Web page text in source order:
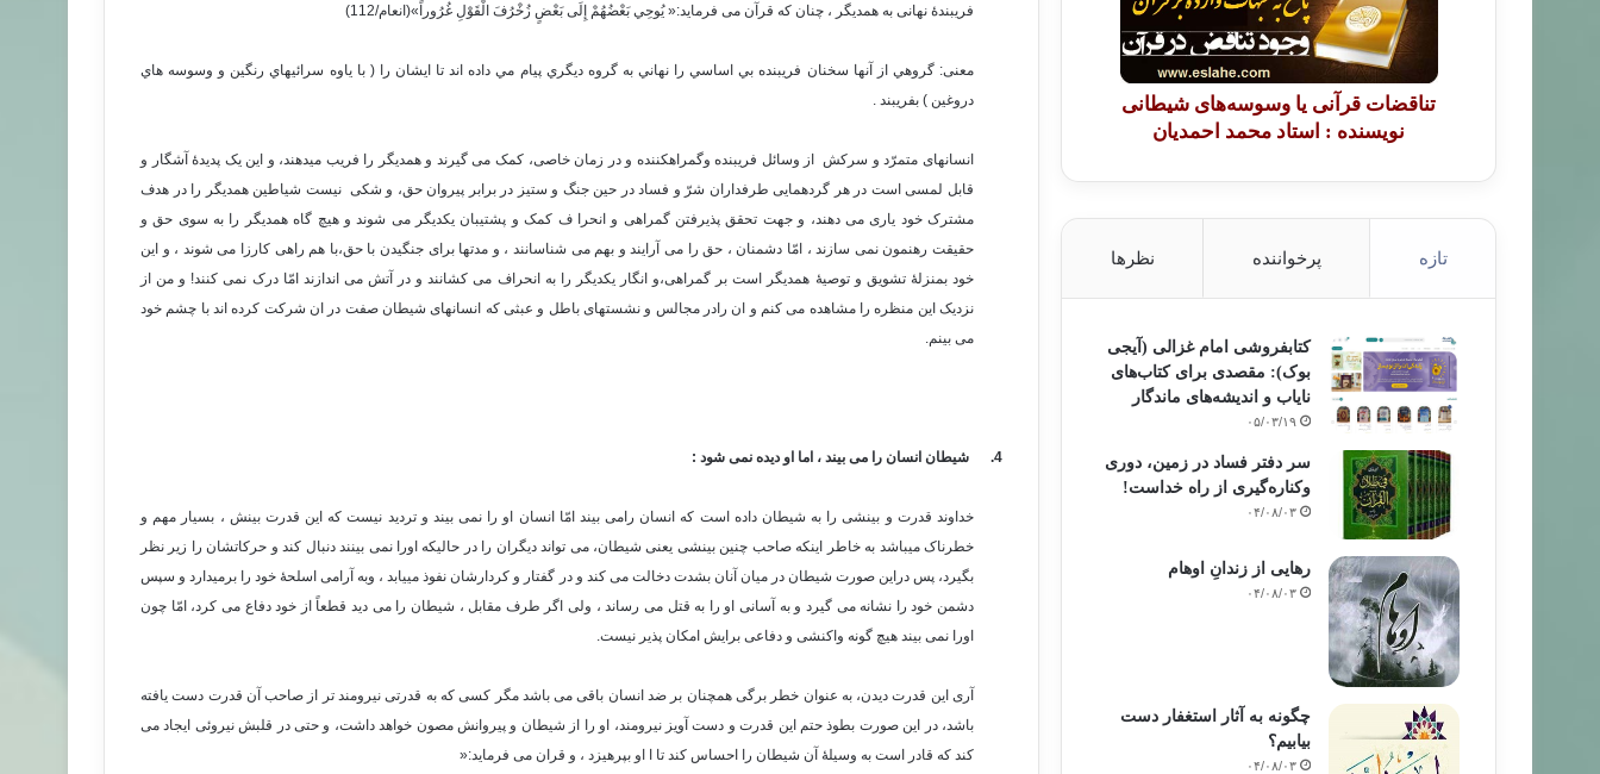
فریبندۀ نهانی به همدیگر ، چنان که قرآن می فرماید:« يُوحِي بَعْضُهُمْ إِلَى بَعْضٍ زُخْرُفَ الْقَوْلِ غُرُوراً»(انعام/112)
معنی: گروهي از آنها سخنان فريبنده بي اساسي را نهاني به گروه ديگري پيام مي داده اند تا ايشان را ( با ياوه سرائيهاي رنگين و وسوسه هاي
دروغين ) بفريبند .
انسانهای متمرّد و سرکش از وسائل فریبنده وگمراهکننده و در زمان خاصی، کمک می گیرند و همدیگر را فریب میدهند، و این یک پدیدۀ آشگار و
قابل لمسی است در هر گردهمایی طرفداران شرّ و فساد در حین جنگ و ستیز در برابر پیروان حق، و شکی نیست شیاطین همدیگر را در هدف
مشترک خود یاری می دهند، و جهت تحقق پذیرفتن گمراهی و انحرا ف کمک و پشتیبان یکدیگر می شوند و هیچ گاه همدیگر را به سوی حق و
حقیقت رهنمون نمی سازند ، امّا دشمنان ، حق را می آرایند و بهم می شناسانند ، و مدتها برای جنگیدن با حق،با هم راهی کارزا می شوند ، و این
خود بمنزلۀ تشویق و توصیۀ همدیگر است بر گمراهی،و انگار یکدیگر را به انحراف می کشانند و در آتش می اندازند امّا درک نمی کنند! و من از
نزدیک این منظره را مشاهده می کنم و ان رادر مجالس و نشستهای باطل و عبثی که انسانهای شیطان صفت در ان شرکت کرده اند با چشم خود
می بینم.
4. شیطان انسان را می بیند ، اما او دیده نمی شود :
خداوند قدرت و بینشی را به شیطان داده است که انسان رامی بیند امّا انسان او را نمی بیند و تردید نیست که این قدرت بینش ، بسیار مهم و
خطرناک میباشد به خاطر اینکه صاحب چنین بینشی یعنی شیطان، می تواند دیگران را در حالیکه اورا نمی بینند دنبال کند و حرکاتشان را زیر نظر
بگیرد، پس دراین صورت شیطان در میان آنان بشدت دخالت می کند و در گفتار و کردارشان نفوذ مییابد ، وبه آرامی اسلحۀ خود را برمیدارد و سپس
دشمن خود را نشانه می گیرد و به آسانی او را به قتل می رساند ، ولی اگر طرف مقابل ، شیطان را می دید قطعاً از خود دفاع می کرد، امّا چون
اورا نمی بیند هیچ گونه واکنشی و دفاعی برایش امکان پذیر نیست.
آری این قدرت دیدن، به عنوان خطر برگی همچنان بر ضد انسان باقی می باشد مگر کسی که به قدرتی نیرومند تر از صاحب آن قدرت دست یافته
باشد، در این صورت بطوذ حتم این قدرت و دست آویز نیرومند، او را از شیطان و پیروانش مصون خواهد داشت، و حتی در قلبش نیروئی ایجاد می
کند که قادر است به وسیلۀ آن شیطان را احساس کند تا ا او بپرهیزد ، و قران می فرماید:«
تناقضات قرآنی یا وسوسه‌های شیطانی
نویسنده : استاد محمد احمدیان
تازه پرخواننده نظرها
کتابفروشی امام غزالی (آیجی
بوک): مقصدی برای کتاب‌های
نایاب و اندیشه‌های ماندگار
۰۵/۰۳/۱۹
سر دفتر فساد در زمین‌، دوری
وکناره‌گیری از راه خداست‌!
۰۴/۰۸/۰۳
رهایی از زندانِ اوهام
۰۴/۰۸/۰۳
چگونه به آثار استغفار دست
بیابیم؟
۰۴/۰۸/۰۳